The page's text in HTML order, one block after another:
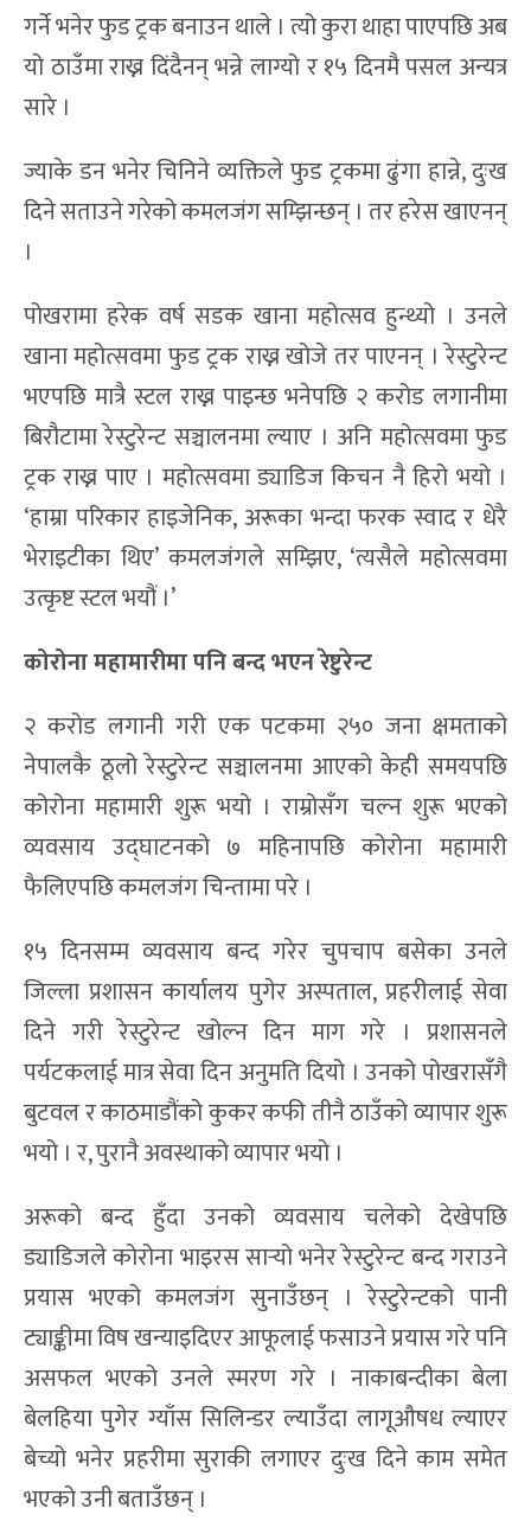
गर्ने भनेर फुड ट्रक बनाउन थाले । त्यो कुरा थाहा पाएपछि अब
यो ठाउँमा राख्न दिंदैनन् भन्ने लाग्यो र १५ दिनमै पसल अन्यत्र
सारे ।
ज्याके डन भनेर चिनिने व्यक्तिले फुड ट्रकमा ढुंगा हान्ने, दुःख
दिने सताउने गरेको कमलजंग सम्झिन्छन् । तर हरेस खाएनन्
।
पोखरामा हरेक वर्ष सडक खाना महोत्सव हुन्थ्यो । उनले
खाना महोत्सवमा फुड ट्रक राख्न खोजे तर पाएनन् । रेस्टुरेन्ट
भएपछि मात्रै स्टल राख्न पाइन्छ भनेपछि २ करोड लगानीमा
बिरौटामा रेस्टुरेन्ट सञ्चालनमा ल्याए । अनि महोत्सवमा फुड
ट्रक राख्न पाए । महोत्सवमा ड्याडिज किचन नै हिरो भयो ।
‘हाम्रा परिकार हाइजेनिक, अरूका भन्दा फरक स्वाद र धेरै
भेराइटीका थिए’ कमलजंगले सम्झिए, ‘त्यसैले महोत्सवमा
उत्कृष्ट स्टल भयौं ।’
कोरोना महामारीमा पनि बन्द भएन रेष्टुरेन्ट
२ करोड लगानी गरी एक पटकमा २५० जना क्षमताको
नेपालकै ठूलो रेस्टुरेन्ट सञ्चालनमा आएको केही समयपछि
कोरोना महामारी शुरू भयो । राम्रोसँग चल्न शुरू भएको
व्यवसाय उद्घाटनको ७ महिनापछि कोरोना महामारी
फैलिएपछि कमलजंग चिन्तामा परे ।
१५ दिनसम्म व्यवसाय बन्द गरेर चुपचाप बसेका उनले
जिल्ला प्रशासन कार्यालय पुगेर अस्पताल, प्रहरीलाई सेवा
दिने गरी रेस्टुरेन्ट खोल्न दिन माग गरे । प्रशासनले
पर्यटकलाई मात्र सेवा दिन अनुमति दियो । उनको पोखरासँगै
बुटवल र काठमाडौंको कुकर कफी तीनै ठाउँको व्यापार शुरू
भयो । र, पुरानै अवस्थाको व्यापार भयो ।
अरूको बन्द हुँदा उनको व्यवसाय चलेको देखेपछि
ड्याडिजले कोरोना भाइरस सार्‍यो भनेर रेस्टुरेन्ट बन्द गराउने
प्रयास भएको कमलजंग सुनाउँछन् । रेस्टुरेन्टको पानी
ट्याङ्कीमा विष खन्याइदिएर आफूलाई फसाउने प्रयास गरे पनि
असफल भएको उनले स्मरण गरे । नाकाबन्दीका बेला
बेलहिया पुगेर ग्याँस सिलिन्डर ल्याउँदा लागूऔषध ल्याएर
बेच्यो भनेर प्रहरीमा सुराकी लगाएर दुःख दिने काम समेत
भएको उनी बताउँछन् ।